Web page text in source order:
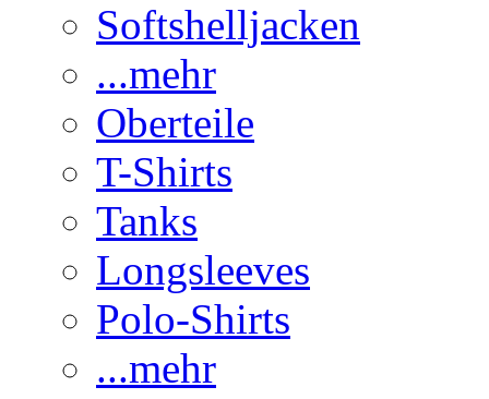
Softshelljacken
...mehr
Oberteile
T-Shirts
Tanks
Longsleeves
Polo-Shirts
...mehr